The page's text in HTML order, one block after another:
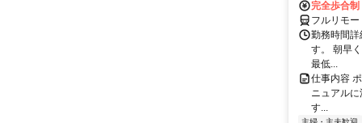
完全歩合制
フルリモー
勤務時間
す。 朝早
最低...
仕事内容
ニュアル
す...